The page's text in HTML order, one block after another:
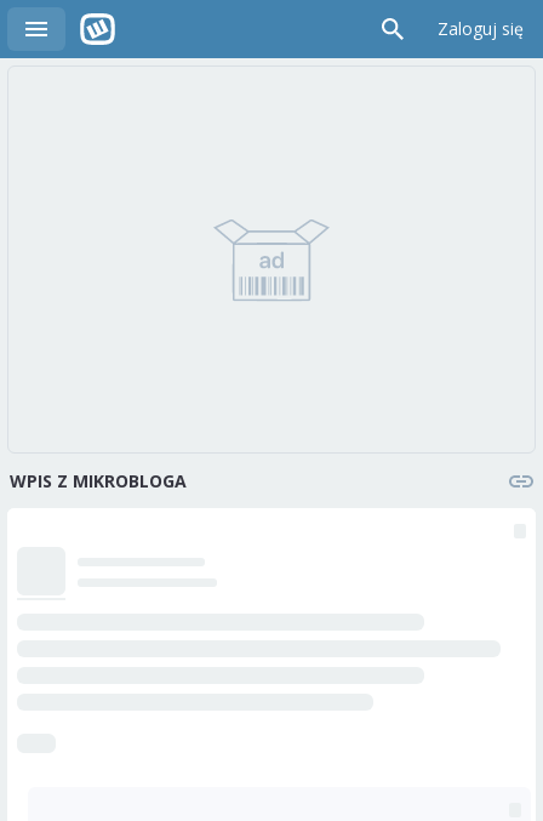
Zaloguj się
WPIS Z MIKROBLOGA